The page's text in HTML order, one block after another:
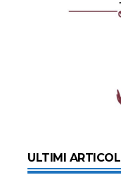
ULTIMI ARTICOLI